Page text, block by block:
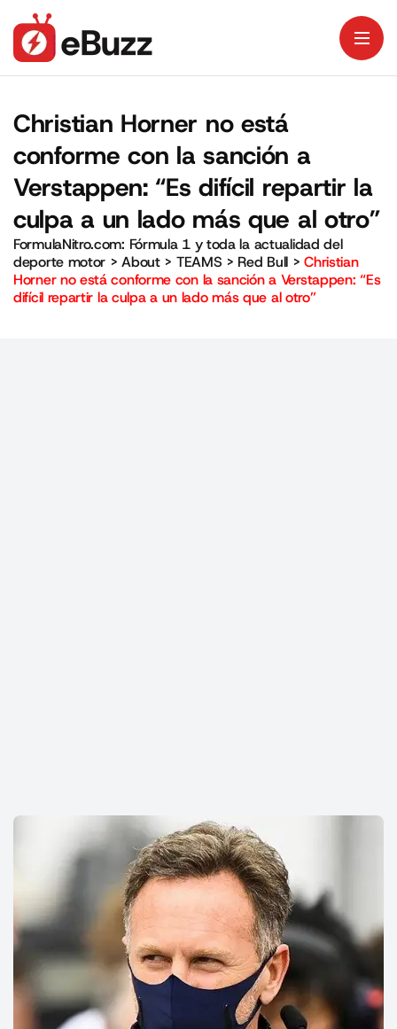
Christian Horner no está
conforme con la sanción a
Verstappen: “Es difícil repartir la
culpa a un lado más que al otro”
FormulaNitro.com: Fórmula 1 y toda la actualidad del
deporte motor >About> TEAMS > Red Bull >Christian
Horner no está conforme con la sanción a Verstappen: “Es
difícil repartir la culpa a un lado más que al otro”